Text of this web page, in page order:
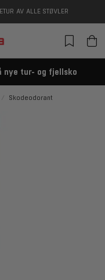
AV ALLE STØVLER
nye tur- og fjellsko
Skodeodorant